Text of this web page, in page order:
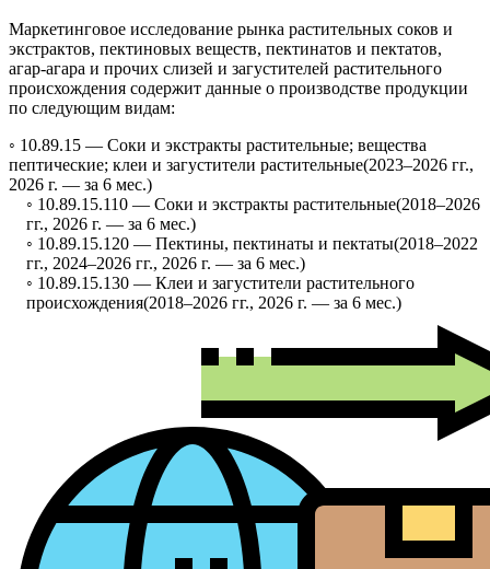
Маркетинговое исследование рынка растительных соков и
экстрактов, пектиновых веществ, пектинатов и пектатов,
агар-агара и прочих слизей и загустителей растительного
происхождения содержит данные о производстве продукции
по следующим видам:
◦ 10.89.15 — Соки и экстракты растительные; вещества
пептические; клеи и загустители растительные(2023–2026 гг.,
2026 г. — за 6 мес.)
◦ 10.89.15.110 — Соки и экстракты растительные(2018–2026
гг., 2026 г. — за 6 мес.)
◦ 10.89.15.120 — Пектины, пектинаты и пектаты(2018–2022
гг., 2024–2026 гг., 2026 г. — за 6 мес.)
◦ 10.89.15.130 — Клеи и загустители растительного
происхождения(2018–2026 гг., 2026 г. — за 6 мес.)